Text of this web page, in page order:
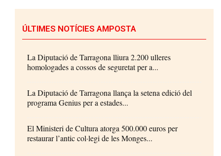
ÚLTIMES NOTÍCIES AMPOSTA
La Diputació de Tarragona lliura 2.200 ulleres
homologades a cossos de seguretat per a...
La Diputació de Tarragona llança la setena edició del
programa Genius per a estades...
El Ministeri de Cultura atorga 500.000 euros per
restaurar l’antic col·legi de les Monges...